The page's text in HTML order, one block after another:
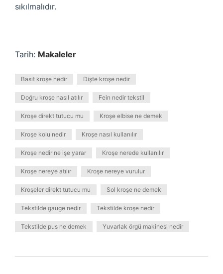
sıkılmalıdır.
Tarih: Makaleler
Basit kroşe nedir Dişte kroşe nedir
Doğru kroşe nasıl atılır Fein nedir tekstil
Kroşe direkt tutucu mu Kroşe elbise ne demek
Kroşe kolu nedir Kroşe nasıl kullanılır
Kroşe nedir ne işe yarar Kroşe nerede kullanılır
Kroşe nereye atılır Kroşe nereye vurulur
Kroşeler direkt tutucu mu Sol kroşe ne demek
Tekstilde gauge nedir Tekstilde kroşe nedir
Tekstilde pus ne demek Yuvarlak örgü makinesi nedir